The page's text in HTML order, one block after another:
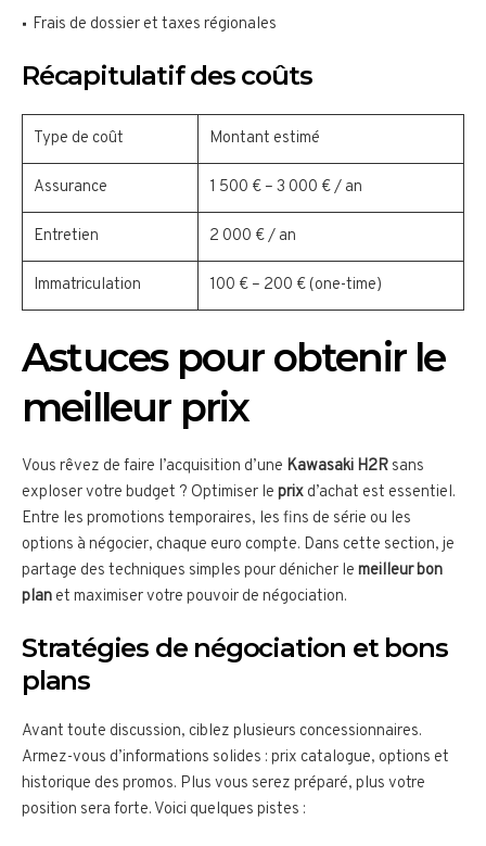
Frais de dossier et taxes régionales
Récapitulatif des coûts
Type de coût Montant estimé
Assurance 1 500 € – 3 000 € / an
Entretien 2 000 € / an
Immatriculation 100 € – 200 € (one-time)
Astuces pour obtenir le
meilleur prix
Vous rêvez de faire l’acquisition d’une Kawasaki H2R sans
exploser votre budget ? Optimiser le prix d’achat est essentiel.
Entre les promotions temporaires, les fins de série ou les
options à négocier, chaque euro compte. Dans cette section, je
partage des techniques simples pour dénicher le meilleur bon
plan et maximiser votre pouvoir de négociation.
Stratégies de négociation et bons
plans
Avant toute discussion, ciblez plusieurs concessionnaires.
Armez-vous d’informations solides : prix catalogue, options et
historique des promos. Plus vous serez préparé, plus votre
position sera forte. Voici quelques pistes :